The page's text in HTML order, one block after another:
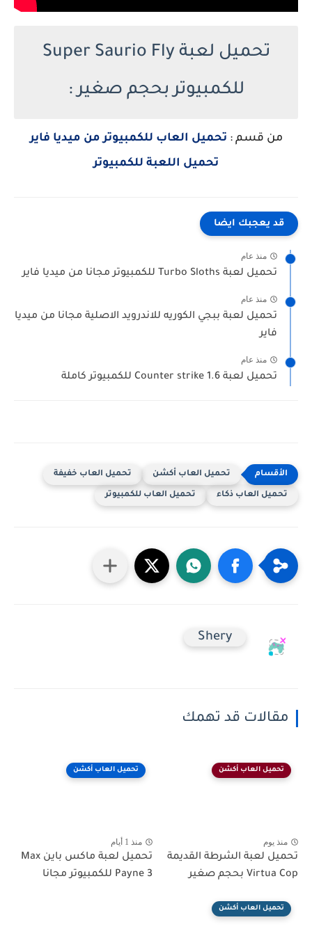
تحميل لعبة Super Saurio Fly
للكمبيوتر بحجم صغير :
من قسم : تحميل العاب للكمبيوتر من ميديا فاير
تحميل اللعبة للكمبيوتر
قد يعجبك ايضا
منذ عام
تحميل لعبة Turbo Sloths للكمبيوتر مجانا من ميديا فاير
منذ عام
تحميل لعبة ببجي الكوريه للاندرويد الاصلية مجانا من ميديا
فاير
منذ عام
تحميل لعبة Counter strike 1.6 للكمبيوتر كاملة
تحميل العاب أكشن تحميل العاب خفيفة
تحميل العاب ذكاء تحميل العاب للكمبيوتر
Shery
مقالات قد تهمك
تحميل العاب أكشن
منذ يوم
تحميل لعبة الشرطة القديمة
Virtua Cop بحجم صغير
تحميل العاب أكشن
منذ 1 أيام
تحميل لعبة ماكس باين Max
Payne 3 للكمبيوتر مجانا
تحميل العاب أكشن